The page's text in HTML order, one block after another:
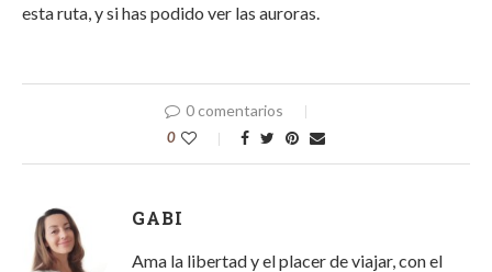
esta ruta, y si has podido ver las auroras.
0 comentarios
0
GABI
Ama la libertad y el placer de viajar, con el